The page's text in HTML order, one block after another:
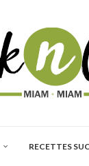
RECETTES